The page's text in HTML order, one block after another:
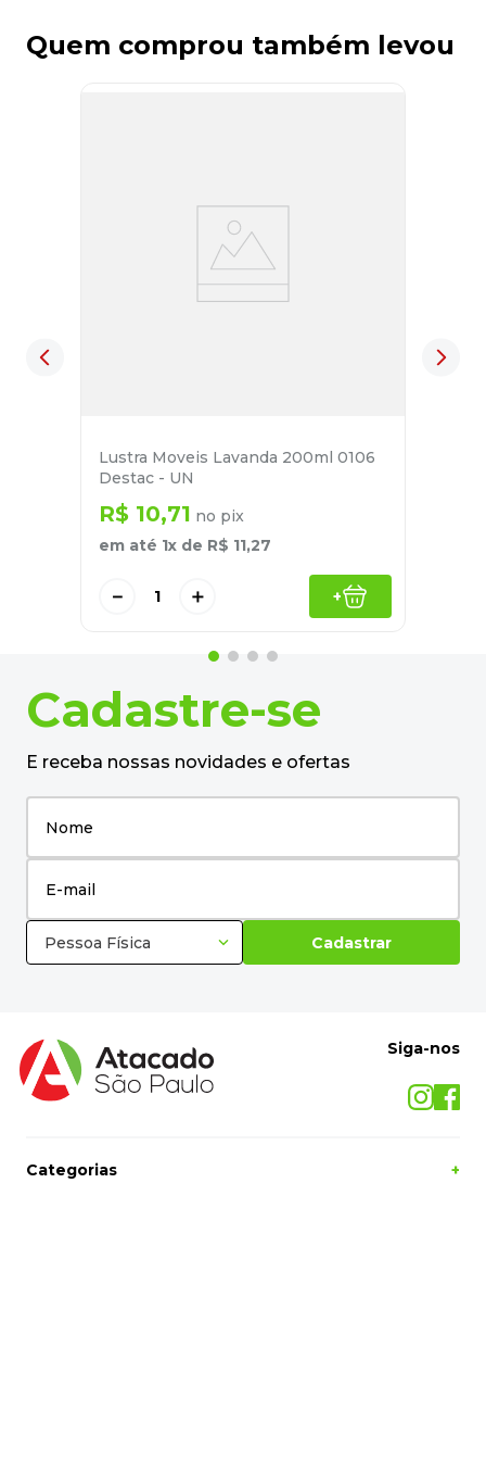
Quem comprou também levou
Lustra Moveis Lavanda 200ml 0106
Destac - UN
R$ 10,71 no pix
em até 1x de R$ 11,27
＋
－ +
Cadastre-se
E receba nossas novidades e ofertas
Pessoa Física Cadastrar
Siga-nos
Categorias +